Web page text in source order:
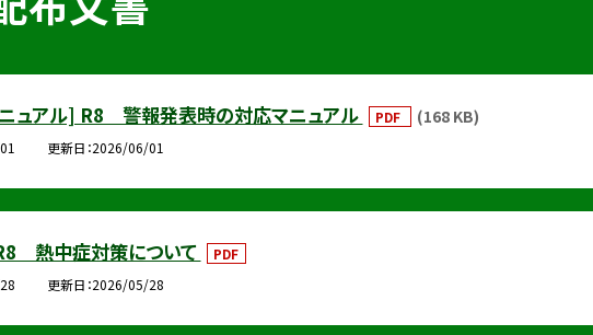
ュアル] R8 警報発表時の対応マニュアル PDF (168 KB)
更新日 2026/06/01
熱中症対策について
PDF
更新日 2026/05/28